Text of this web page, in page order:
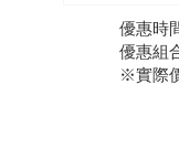
優惠時
優惠組
※實際